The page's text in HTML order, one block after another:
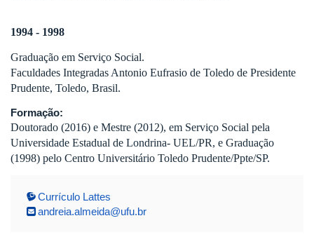
1994 - 1998
Graduação em Serviço Social.
Faculdades Integradas Antonio Eufrasio de Toledo de Presidente
Prudente, Toledo, Brasil.
Formação:
Doutorado (2016) e Mestre (2012), em Serviço Social pela
Universidade Estadual de Londrina- UEL/PR, e Graduação
(1998) pelo Centro Universitário Toledo Prudente/Ppte/SP.
Currículo Lattes
andreia.almeida@ufu.br